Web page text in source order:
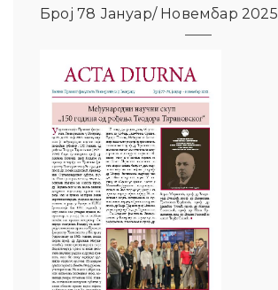
Број 78 Јануар/ Новембар 2025